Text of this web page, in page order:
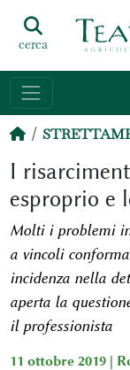
cerca
I
esproprio e
Molti i problemi
a vincoli
incidenza nella
aperta la
il professionista
11 ottobre 2019 |